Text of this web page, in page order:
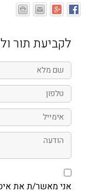
לקביעת תור
שם
מלא
טלפון
אימייל
הודעה
אני
מאשר/ת
את
אני מאשר/ת את